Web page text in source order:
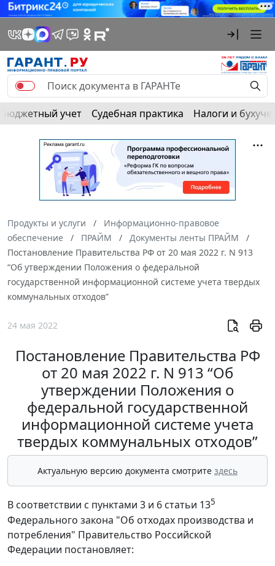
Бюджетный учет Судебная практика Налоги и
Продукты и услуги
Информационно-правовое
обеспечение
ПРАЙМ
Документы ленты ПРАЙМ
Постановление Правительства РФ от 20 мая 2022 г. N 913
“Об утверждении Положения о федеральной
государственной информационной системе учета твердых
коммунальных отходов”
24 мая 2022
Постановление Правительства РФ
от 20 мая 2022 г. N 913 “Об
утверждении Положения о
федеральной государственной
информационной системе учета
твердых коммунальных отходов”
Актуальную версию документа смотрите здесь
В соответствии с пунктами 3 и 6 статьи 135
Федерального закона "Об отходах производства и
потребления" Правительство Российской
Федерации постановляет: